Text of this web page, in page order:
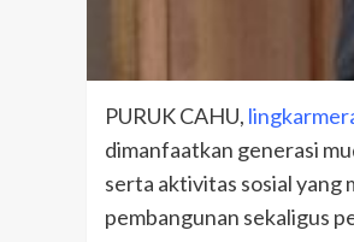
PURUK CAHU,
dimanfaatkan generasi
serta aktivitas sosial yang
pembangunan sekaligus